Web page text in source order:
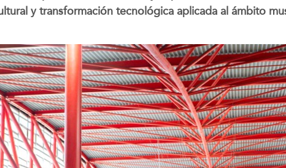
y transformación tecnológica aplicada al ámbito